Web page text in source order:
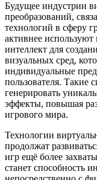
Будущее индустрии
преобразований,
технологий в сферу
активнее
интеллект для
визуальных сред,
индивидуальные
пользователя. Такие
генерировать
эффекты, повышая
игрового мира.
Технологии
продолжат
игр ещё более
станет способность